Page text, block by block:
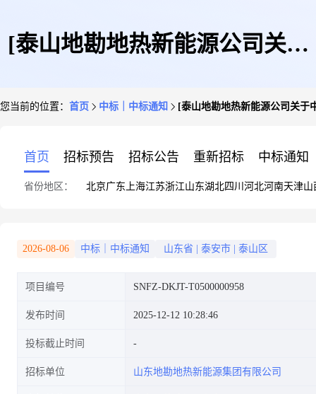
[泰山地勘地热新能源公司关于
中标结果公告
您当前的位置： 首页 中标｜中标通知 [泰山地勘地热新能源公司关于
首页 招标预告 招标公告 重新招标 中标通知
省份地区： 北京广东 上海江苏浙江山东湖北四川 河北河南天津山
2026-08-06 中标｜中标通知 山东省 泰安市 泰山区
项目编号 SNFZ-DKJT-T0500000958
发布时间 2025-12-12 10:28:46
投标截止时间
招标单位 山东地勘地热新能源集团有限公司